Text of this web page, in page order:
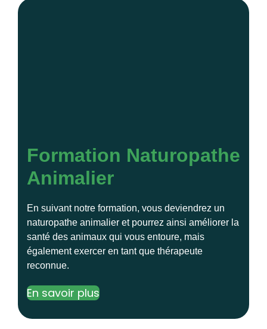
Formation Naturopathe
Animalier
En suivant notre formation, vous deviendrez un
naturopathe animalier et pourrez ainsi améliorer la
santé des animaux qui vous entoure, mais
également exercer en tant que thérapeute
reconnue.
En savoir plus